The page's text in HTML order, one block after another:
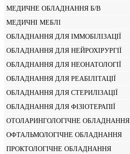
МЕДИЧНЕ ОБЛАДНАННЯ Б/В
МЕДИЧНІ МЕБЛІ
ОБЛАДНАННЯ ДЛЯ ІММОБІЛІЗАЦІЇ
ОБЛАДНАННЯ ДЛЯ НЕЙРОХІРУРГІЇ
ОБЛАДНАННЯ ДЛЯ НЕОНАТОЛОГІЇ
ОБЛАДНАННЯ ДЛЯ РЕАБІЛІТАЦІЇ
ОБЛАДНАННЯ ДЛЯ СТЕРИЛІЗАЦІЇ
ОБЛАДНАННЯ ДЛЯ ФІЗІОТЕРАПІЇ
ОТОЛАРИНГОЛОГІЧНЕ ОБЛАДНАННЯ
ОФТАЛЬМОЛОГІЧНЕ ОБЛАДНАННЯ
ПРОКТОЛОГІЧНЕ ОБЛАДНАННЯ